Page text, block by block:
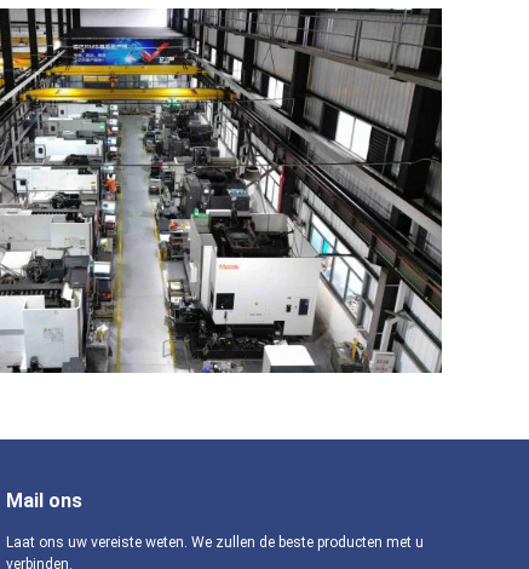
Mail ons
Laat ons uw vereiste weten. We zullen de beste producten met u
verbinden.